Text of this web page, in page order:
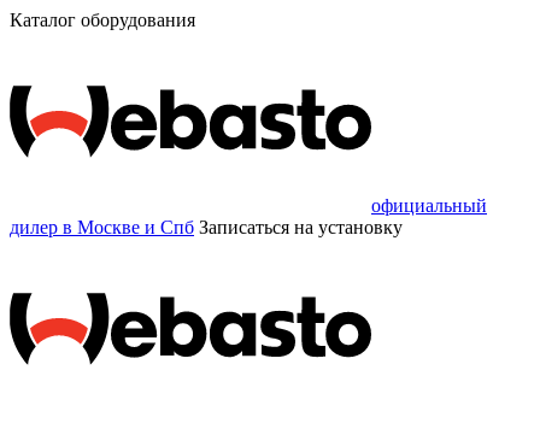
Каталог оборудования
официальный
дилер в Москве и Спб Записаться на установку